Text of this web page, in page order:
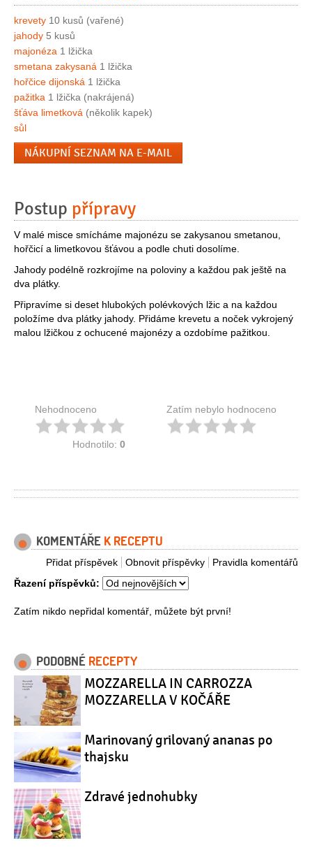
krevety 10 kusů (vařené)
jahody 5 kusů
majonéza 1 lžička
smetana zakysaná 1 lžička
hořčice dijonská 1 lžička
pažitka 1 lžička (nakrájená)
šťáva limetková (několik kapek)
sůl
NÁKUPNÍ SEZNAM NA E-MAIL
Postup přípravy
V malé misce smícháme majonézu se zakysanou smetanou,
hořčicí a limetkovou šťávou a podle chuti dosolíme.
Jahody podélně rozkrojíme na poloviny a každou pak ještě na
dva plátky.
Připravíme si deset hlubokých polévkových lžic a na každou
položíme dva plátky jahody. Přidáme krevetu a noček vykrojený
malou lžičkou z ochucené majonézy a ozdobíme pažitkou.
Nehodnoceno
Hodnotilo: 0
Zatím nebylo hodnoceno
KOMENTÁŘE K RECEPTU
Pravidla komentářů
Obnovit příspěvky
Přidat příspěvek
Řazení příspěvků:
Zatím nikdo nepřidal komentář, můžete být první!
PODOBNÉ RECEPTY
MOZZARELLA IN CARROZZA
MOZZARELLA V KOČÁŘE
Marinovaný grilovaný ananas po
thajsku
Zdravé jednohubky